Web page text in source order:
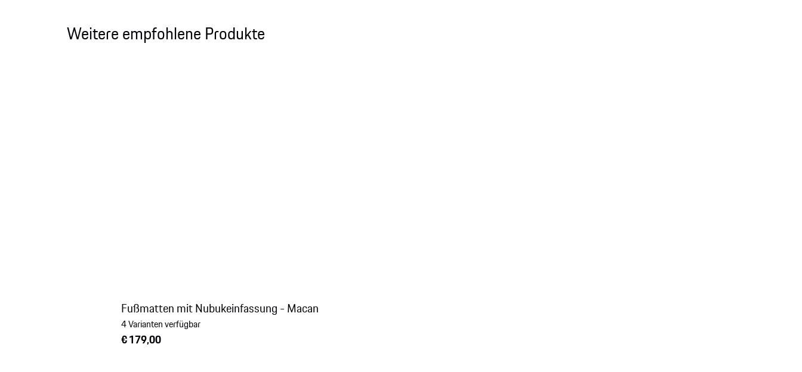
Weitere empfohlene Produkte
Fußmatten mit Nubukeinfassung - Macan
4 Varianten verfügbar
€ 179,00